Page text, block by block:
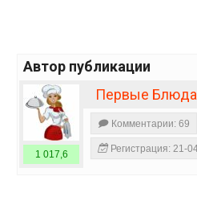
Автор публикации
Первые Блюда
1 017,6
Комментарии: 69
Регистрация: 21-